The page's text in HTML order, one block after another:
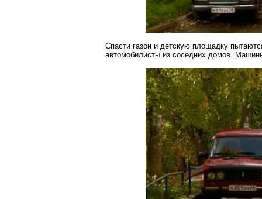
Спасти газон и детскую площадку
автомобилисты из соседних домов.